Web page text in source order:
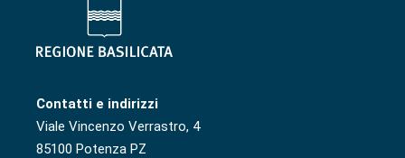
Contatti e indirizzi
Viale Vincenzo Verrastro, 4
85100 Potenza PZ